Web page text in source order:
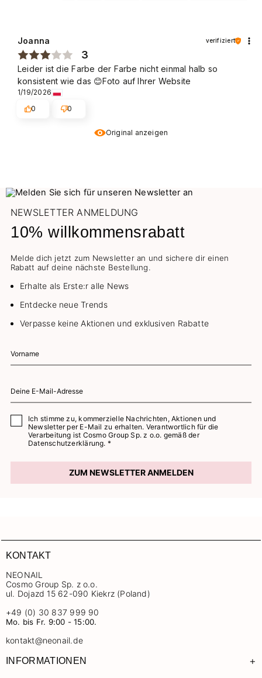
Original anzeigen
Joanna verifiziert
3
Leider ist die Farbe der Farbe nicht einmal halb so
konsistent wie das 😊Foto auf Ihrer Website
1/19/2026
0
0
NEWSLETTER ANMELDUNG
10% willkommensrabatt
Melde dich jetzt zum Newsletter an und sichere dir einen
Rabatt auf deine nächste Bestellung.
Erhalte als Erste:r alle News
Entdecke neue Trends
Verpasse keine Aktionen und exklusiven Rabatte
Ich stimme zu, kommerzielle Nachrichten, Aktionen und
Newsletter per E-Mail zu erhalten. Verantwortlich für die
Verarbeitung ist Cosmo Group Sp. z o.o. gemäß der
Datenschutzerklärung. *
ZUM NEWSLETTER ANMELDEN
KONTAKT
NEONAIL
Cosmo Group Sp. z o.o.
ul. Dojazd 15 62-090 Kiekrz (Poland)
+49 (0) 30 837 999 90
Mo. bis Fr. 9:00 - 15:00.
kontakt@neonail.de
INFORMATIONEN +